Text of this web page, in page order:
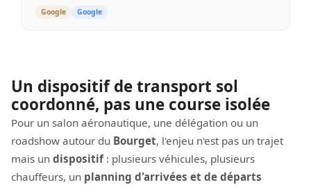
Google Google
Un dispositif de transport sol
coordonné, pas une course isolée
Pour un salon aéronautique, une délégation ou un
roadshow autour du Bourget, l'enjeu n'est pas un trajet
mais un dispositif: plusieurs véhicules, plusieurs
chauffeurs, un planning d'arrivées et de départs